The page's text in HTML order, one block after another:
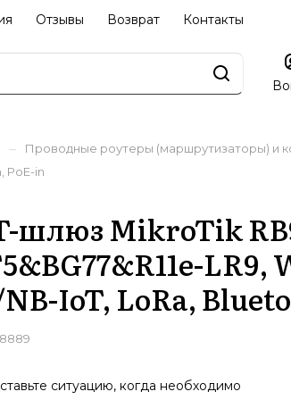
Отзывы Возврат Контакты
– Проводные роутеры (маршрутизаторы) и
PoE-in
шлюз MikroTik
LR9,
IoT, LoRa,
ситуацию, когда необходимо